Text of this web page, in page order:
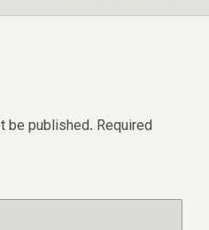
be published. Required